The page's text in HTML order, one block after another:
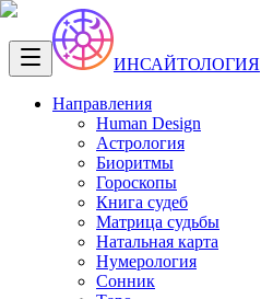
ИНСАЙТОЛОГИЯ
Направления
Human Design
Астрология
Биоритмы
Гороскопы
Книга судеб
Матрица судьбы
Натальная карта
Нумерология
Сонник